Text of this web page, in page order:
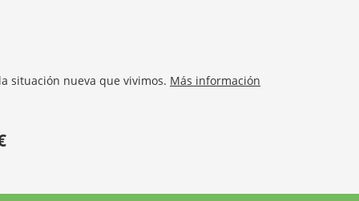
situación nueva que vivimos. Más información